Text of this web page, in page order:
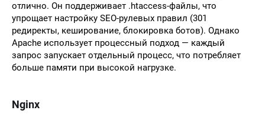
отлично. Он поддерживает .htaccess-файлы, что
упрощает настройку SEO-рулевых правил (301
редиректы, кеширование, блокировка ботов). Однако
Apache использует процессный подход — каждый
запрос запускает отдельный процесс, что потребляет
больше памяти при высокой нагрузке.
Nginx